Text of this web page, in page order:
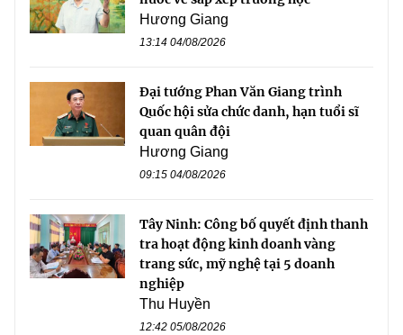
Hương Giang
13:14 04/08/2026
Đại tướng Phan Văn Giang trình
Quốc hội sửa chức danh, hạn tuổi sĩ
quan quân đội
Hương Giang
09:15 04/08/2026
Tây Ninh: Công bố quyết định thanh
tra hoạt động kinh doanh vàng
trang sức, mỹ nghệ tại 5 doanh
nghiệp
Thu Huyền
12:42 05/08/2026